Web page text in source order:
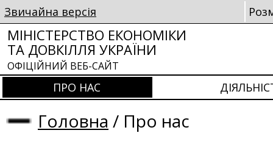
Звичайна версія
МІНІСТЕРСТВО ЕКОНОМІКИ
ТА ДОВКІЛЛЯ УКРАЇНИ
ОФІЦІЙНИЙ ВЕБ-САЙТ
ПРО НАС
Головна / Про нас